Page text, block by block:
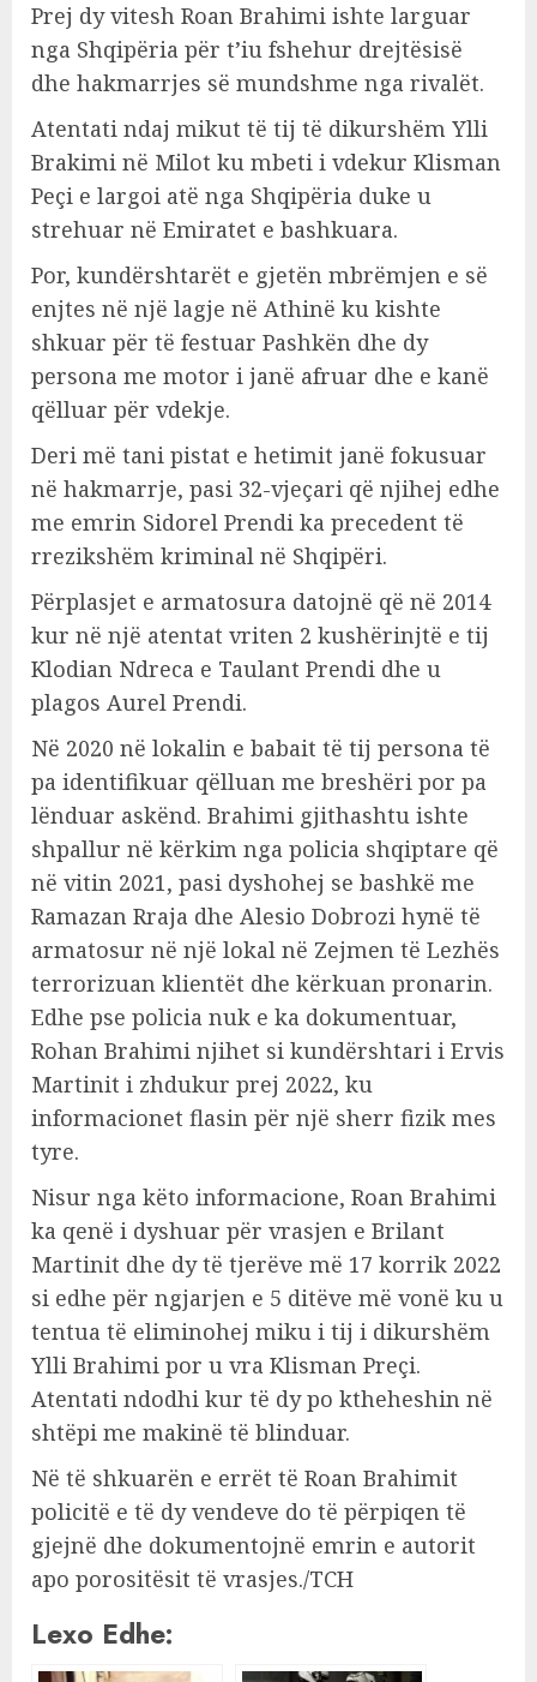
Prej dy vitesh Roan Brahimi ishte larguar
nga Shqipëria për t’iu fshehur drejtësisë
dhe hakmarrjes së mundshme nga rivalët.
Atentati ndaj mikut të tij të dikurshëm Ylli
Brakimi në Milot ku mbeti i vdekur Klisman
Peçi e largoi atë nga Shqipëria duke u
strehuar në Emiratet e bashkuara.
Por, kundërshtarët e gjetën mbrëmjen e së
enjtes në një lagje në Athinë ku kishte
shkuar për të festuar Pashkën dhe dy
persona me motor i janë afruar dhe e kanë
qëlluar për vdekje.
Deri më tani pistat e hetimit janë fokusuar
në hakmarrje, pasi 32-vjeçari që njihej edhe
me emrin Sidorel Prendi ka precedent të
rrezikshëm kriminal në Shqipëri.
Përplasjet e armatosura datojnë që në 2014
kur në një atentat vriten 2 kushërinjtë e tij
Klodian Ndreca e Taulant Prendi dhe u
plagos Aurel Prendi.
Në 2020 në lokalin e babait të tij persona të
pa identifikuar qëlluan me breshëri por pa
lënduar askënd. Brahimi gjithashtu ishte
shpallur në kërkim nga policia shqiptare që
në vitin 2021, pasi dyshohej se bashkë me
Ramazan Rraja dhe Alesio Dobrozi hynë të
armatosur në një lokal në Zejmen të Lezhës
terrorizuan klientët dhe kërkuan pronarin.
Edhe pse policia nuk e ka dokumentuar,
Rohan Brahimi njihet si kundërshtari i Ervis
Martinit i zhdukur prej 2022, ku
informacionet flasin për një sherr fizik mes
tyre.
Nisur nga këto informacione, Roan Brahimi
ka qenë i dyshuar për vrasjen e Brilant
Martinit dhe dy të tjerëve më 17 korrik 2022
si edhe për ngjarjen e 5 ditëve më vonë ku u
tentua të eliminohej miku i tij i dikurshëm
Ylli Brahimi por u vra Klisman Preçi.
Atentati ndodhi kur të dy po ktheheshin në
shtëpi me makinë të blinduar.
Në të shkuarën e errët të Roan Brahimit
policitë e të dy vendeve do të përpiqen të
gjejnë dhe dokumentojnë emrin e autorit
apo porositësit të vrasjes./TCH
Lexo Edhe: